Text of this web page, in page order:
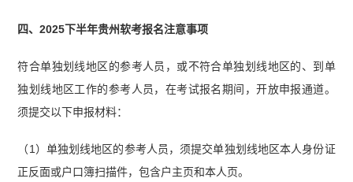
四、2025下半年贵州软考报名注意事项
符合单独划线地区的参考人员，或不符合单独划线地区的、到单
独划线地区工作的参考人员，在考试报名期间，开放申报通道。
须提交以下申报材料：
（1）单独划线地区的参考人员，须提交单独划线地区本人身份证
正反面或户口簿扫描件，包含户主页和本人页。